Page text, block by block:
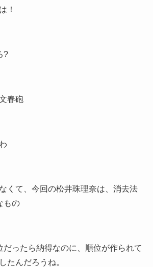
！
?
春砲
くて、今回の松井珠理奈は、消去法
もの
だったら納得なのに、順位が作られて
たんだろうね。